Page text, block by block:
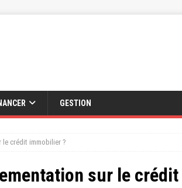
GESTION
le crédit immobilier ?
sur le